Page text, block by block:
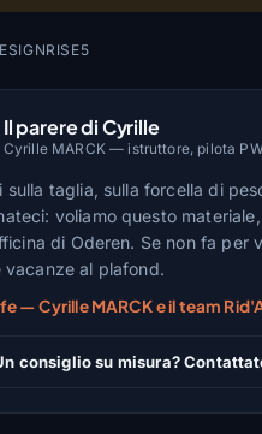
Il parere di Cyrille
Cyrille MARCK — istruttore, pilota
sulla taglia, sulla forcella di
voliamo questo
di Oderen. Se non fa
vacanze al plafond.
— Cyrille MARCK e il team
consiglio su misura?